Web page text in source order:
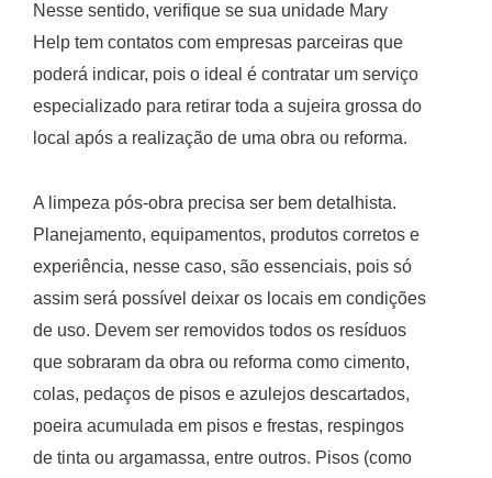
Nesse sentido, verifique se sua unidade Mary
Help tem contatos com empresas parceiras que
poderá indicar, pois o ideal é contratar um serviço
especializado para retirar toda a sujeira grossa do
local após a realização de uma obra ou reforma.
A limpeza pós-obra precisa ser bem detalhista.
Planejamento, equipamentos, produtos corretos e
experiência, nesse caso, são essenciais, pois só
assim será possível deixar os locais em condições
de uso. Devem ser removidos todos os resíduos
que sobraram da obra ou reforma como cimento,
colas, pedaços de pisos e azulejos descartados,
poeira acumulada em pisos e frestas, respingos
de tinta ou argamassa, entre outros. Pisos (como